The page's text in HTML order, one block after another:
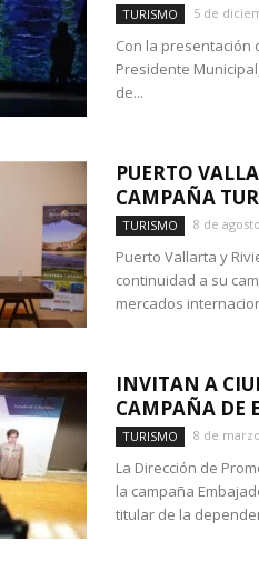
TURISMO 5 de
Con la presentación
Presidente
de...
PUERTO
CAMPAÑA
TURISMO 8 de
Puerto Vallarta y
continuidad a su
mercados
INVITAN A
CAMPAÑA DE
TURISMO 8 de
La Dirección de
la campaña
titular de la